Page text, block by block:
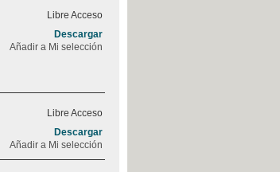
Libre Acceso
Descargar
Añadir a Mi selección
Libre Acceso
Descargar
Añadir a Mi selección